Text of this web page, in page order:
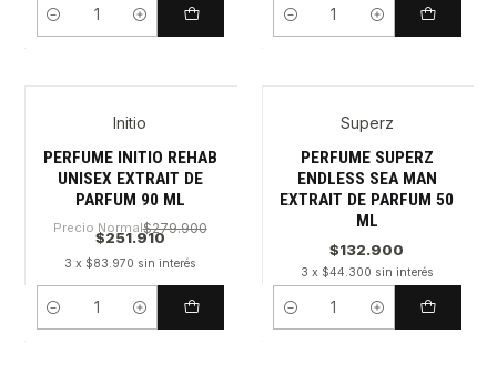
Cantidad Cantidad
Initio
PERFUME INITIO REHAB
UNISEX EXTRAIT DE
PARFUM 90 ML
Precio Normal$279.900
$251.910
3 x $83.970 sin interés
Cantidad
Superz
PERFUME SUPERZ
ENDLESS SEA MAN
EXTRAIT DE PARFUM 50
ML
$132.900
3 x $44.300 sin interés
Cantidad